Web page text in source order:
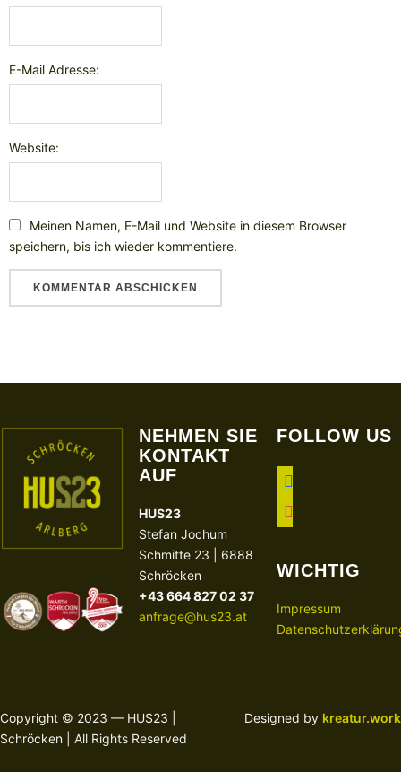
E-Mail Adresse:
Website:
Meinen Namen, E-Mail und Website in diesem Browser
speichern, bis ich wieder kommentiere.
NEHMEN SIE
KONTAKT
AUF
HUS23
Stefan Jochum
Schmitte 23 | 6888
Schröcken
+43 664 827 02 37
anfrage@hus23.at
FOLLOW US
facebook
instagram
WICHTIG
Impressum
Copyright © 2023 — HUS23 |
Schröcken | All Rights Reserved
Designed by kreatur.work